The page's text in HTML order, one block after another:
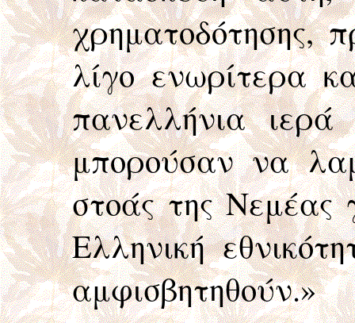
χρηματοδότησης,
λίγο ενωρίτερα
πανελλήνια
μπορούσαν να
στοάς της Νεμέας
Ελληνική
αμφισβητηθούν.»